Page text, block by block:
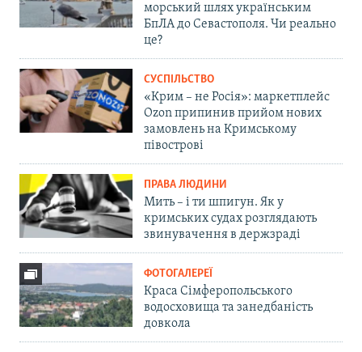
морський шлях українським
БпЛА до Севастополя. Чи реально
це?
СУСПІЛЬСТВО
«Крим – не Росія»: маркетплейс
Ozon припинив прийом нових
замовлень на Кримському
півострові
ПРАВА ЛЮДИНИ
Мить – і ти шпигун. Як у
кримських судах розглядають
звинувачення в держзраді
ФОТОГАЛЕРЕЇ
Краса Сімферопольського
водосховища та занедбаність
довкола